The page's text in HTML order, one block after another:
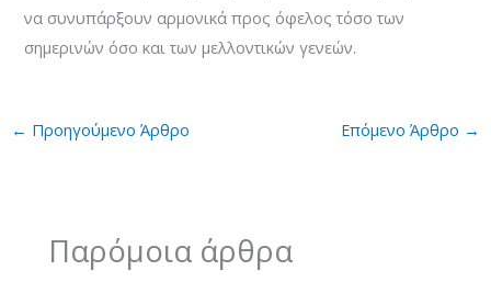
να συνυπάρξουν αρμονικά προς όφελος τόσο των
σημερινών όσο και των μελλοντικών γενεών.
← Προηγούμενο Άρθρο Επόμενο Άρθρο →
Παρόμοια άρθρα